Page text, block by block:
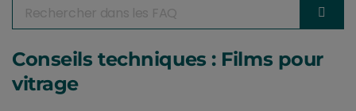
Conseils techniques : Films pour
vitrage